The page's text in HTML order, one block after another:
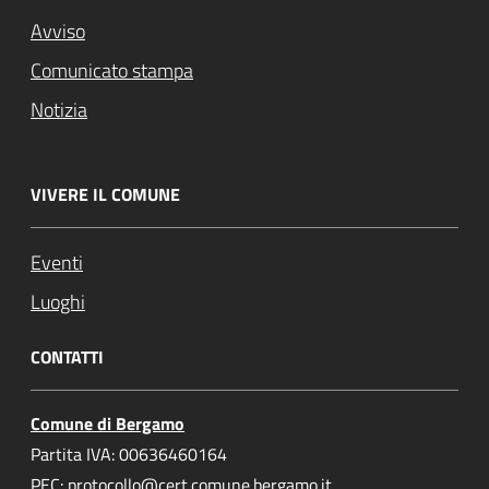
Avviso
Comunicato stampa
Notizia
VIVERE IL COMUNE
Eventi
Luoghi
CONTATTI
Comune di Bergamo
Partita IVA: 00636460164